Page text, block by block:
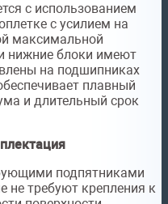
с использованием
с усилием на
максимальной
нижние блоки имеют
на подшипниках
плавный
и длительный срок
подпятниками
не требуют крепления к